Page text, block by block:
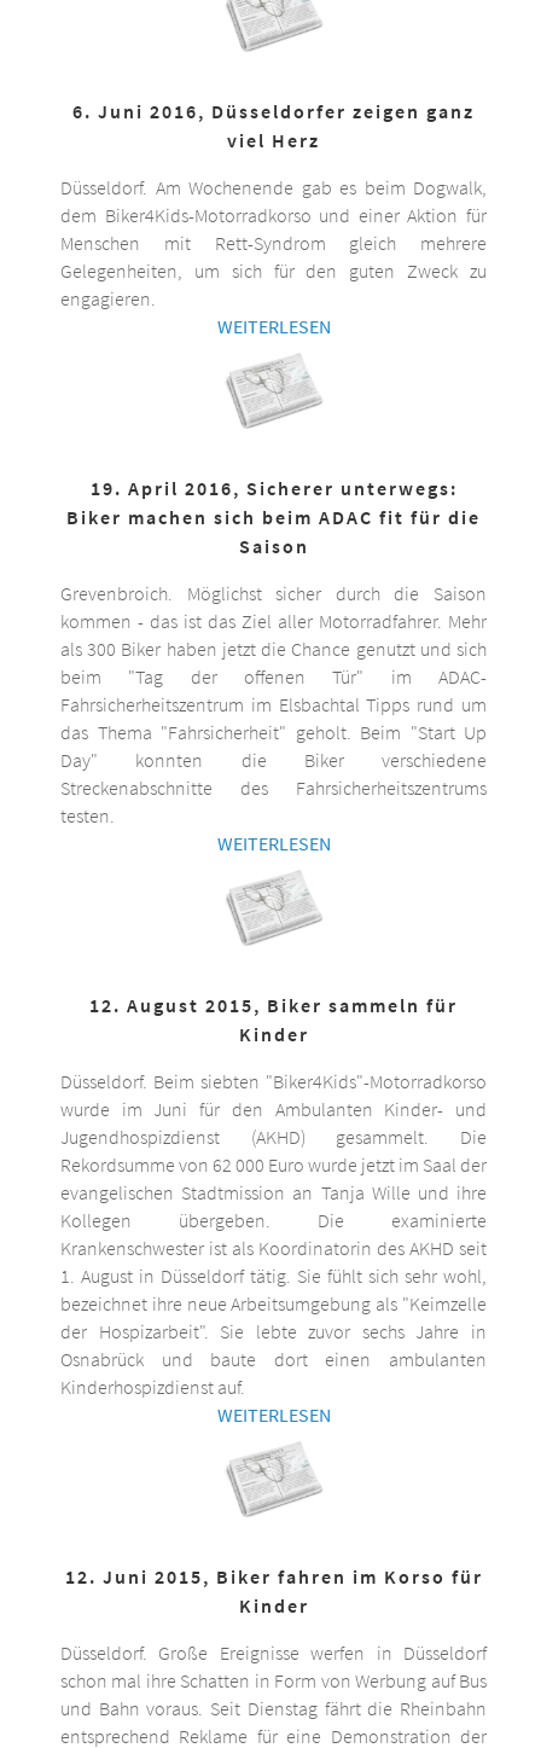
6. Juni 2016, Düsseldorfer zeigen ganz
viel Herz
Düsseldorf. Am Wochenende gab es beim Dogwalk,
dem Biker4Kids-Motorradkorso und einer Aktion für
Menschen mit Rett-Syndrom gleich mehrere
Gelegenheiten, um sich für den guten Zweck zu
engagieren.
WEITERLESEN
19. April 2016, Sicherer unterwegs:
Biker machen sich beim ADAC fit für die
Saison
Grevenbroich. Möglichst sicher durch die Saison
kommen - das ist das Ziel aller Motorradfahrer. Mehr
als 300 Biker haben jetzt die Chance genutzt und sich
beim "Tag der offenen Tür" im ADAC-
Fahrsicherheitszentrum im Elsbachtal Tipps rund um
das Thema "Fahrsicherheit" geholt. Beim "Start Up
Day" konnten die Biker verschiedene
Streckenabschnitte des Fahrsicherheitszentrums
testen.
WEITERLESEN
12. August 2015, Biker sammeln für
Kinder
Düsseldorf. Beim siebten "Biker4Kids"-Motorradkorso
wurde im Juni für den Ambulanten Kinder- und
Jugendhospizdienst (AKHD) gesammelt. Die
Rekordsumme von 62 000 Euro wurde jetzt im Saal der
evangelischen Stadtmission an Tanja Wille und ihre
Kollegen übergeben. Die examinierte
Krankenschwester ist als Koordinatorin des AKHD seit
1. August in Düsseldorf tätig. Sie fühlt sich sehr wohl,
bezeichnet ihre neue Arbeitsumgebung als "Keimzelle
der Hospizarbeit". Sie lebte zuvor sechs Jahre in
Osnabrück und baute dort einen ambulanten
Kinderhospizdienst auf.
WEITERLESEN
12. Juni 2015, Biker fahren im Korso für
Kinder
Düsseldorf. Große Ereignisse werfen in Düsseldorf
schon mal ihre Schatten in Form von Werbung auf Bus
und Bahn voraus. Seit Dienstag fährt die Rheinbahn
entsprechend Reklame für eine Demonstration der